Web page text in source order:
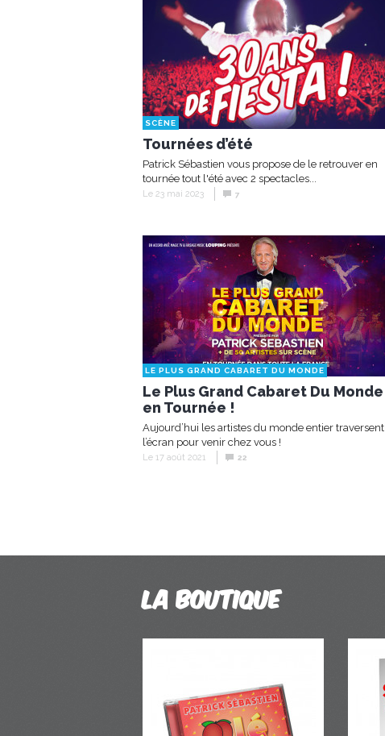
SCÈNE
Tournées d’été
Patrick Sébastien vous propose de le retrouver en
tournée tout l'été avec 2 spectacles...
Le 23 mai 2023 7
LE PLUS GRAND CABARET DU MONDE
Le Plus Grand Cabaret Du Monde
en Tournée !
Aujourd’hui les artistes du monde entier traversent
l’écran pour venir chez vous !
Le 17 août 2021 22
La boutique